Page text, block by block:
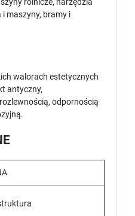
maszyny, bramy i
walorach estetycznych
antyczny,
odpornością